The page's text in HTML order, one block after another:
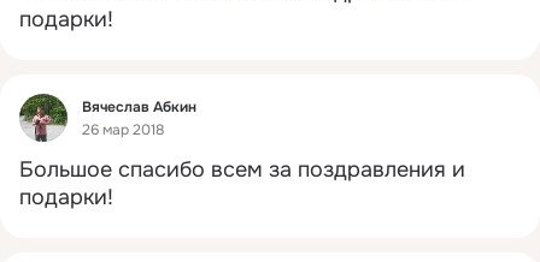
подарки!
Фид
Вячеслав Абкин
26 мар 2018
Большое спасибо всем за поздравления и
подарки!